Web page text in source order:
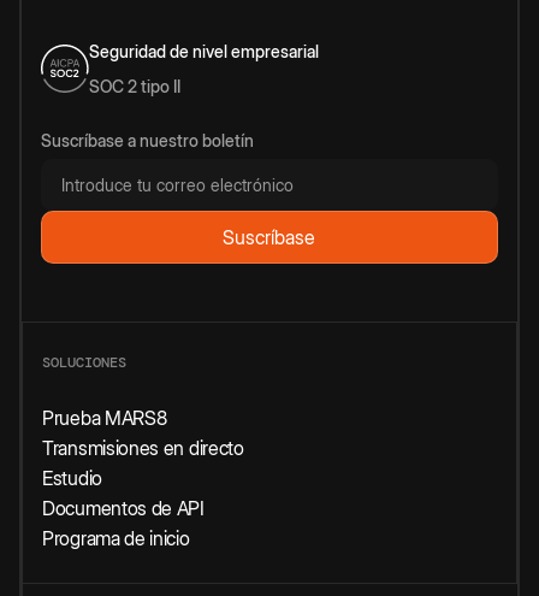
Seguridad de nivel empresarial
SOC 2 tipo II
Suscríbase a nuestro boletín
SOLUCIONES
Prueba MARS8
Transmisiones en directo
Estudio
Documentos de API
Programa de inicio